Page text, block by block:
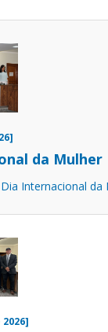
da Mulher
Internacional da